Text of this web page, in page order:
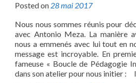
Posted on 28 mai 2017
Nous nous sommes réunis pour
avec Antonio Meza. La manière
nous a emmenés avec lui tout en
message est incroyable. En
fameuse « Boucle de Pédagogie
dans son atelier pour nous initier :